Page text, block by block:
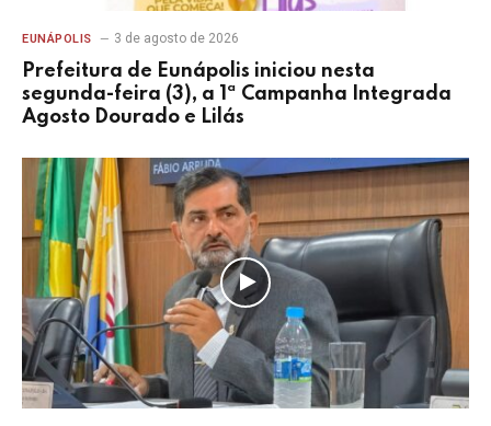
EUNÁPOLIS 3 de agosto de 2026
Prefeitura de Eunápolis iniciou nesta
segunda-feira (3), a 1ª Campanha Integrada
Agosto Dourado e Lilás